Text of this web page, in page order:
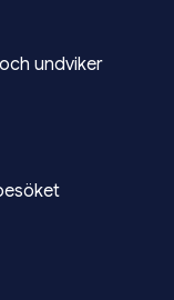
undviker